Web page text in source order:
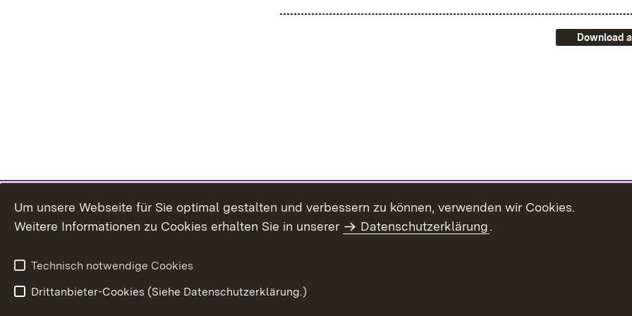
Download
Um unsere Webseite für Sie optimal gestalten und verbessern zu können, verwenden wir Cookies.
Weitere Informationen zu Cookies erhalten Sie in unserer
Datenschutzerklärung.
Technisch notwendige Cookies
Drittanbieter-Cookies (Siehe Datenschutzerklärung.)